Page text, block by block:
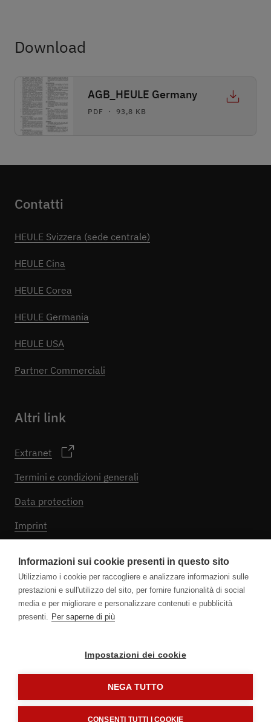
Download
AGB_HEULE Germany
PDF ・ 93,8 KB
Contatti
HEULE Svizzera (sede centrale)
HEULE Cina
HEULE Corea
HEULE Germania
HEULE USA
Partner Commerciali
Altri link
Extranet
Termini e condizioni generali
Data protection
Imprint
Seguici
Informazioni sui cookie presenti in questo sito
Utilizziamo i cookie per raccogliere e analizzare informazioni sulle
prestazioni e sull'utilizzo del sito, per fornire funzionalità di social
media e per migliorare e personalizzare contenuti e pubblicità
presenti. Per saperne di più
Impostazioni dei cookie
NEGA TUTTO
CONSENTI TUTTI I COOKIE